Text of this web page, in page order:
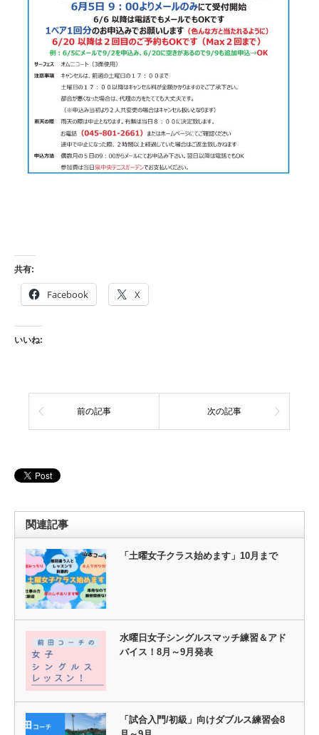
共有:
Facebook X
いいね:
前の記事 次の記事
関連記事
「土曜女子クラス始めます」10月まで
水曜日女子シングルスマッチ練習＆アド
バイス！8月～9月発表
「試合入門/初級」向けダブルス練習会8